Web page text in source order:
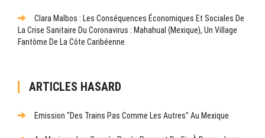
Clara Malbos : Les Conséquences Économiques Et Sociales De
La Crise Sanitaire Du Coronavirus : Mahahual (Mexique), Un Village
Fantôme De La Côte Caribéenne
ARTICLES HASARD
Emission "Des Trains Pas Comme Les Autres" Au Mexique